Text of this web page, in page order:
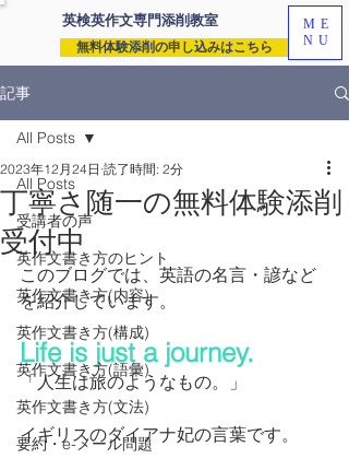
英検英作文専門添削教室
無料体験添削の申し込みはこちら
ME
NU
記事
All Posts
受講者の声
英作文書き方のヒント
英作文書き方(内容)
英作文書き方(構成)
英作文書き方(語彙)
英作文書き方(文法)
要約・e-メール問題
All Posts
丁寧さ随一の無料体験添削
受付中
2023年12月24日 読了時間: 2分
このブログでは、英語の名言・諺など
を紹介しています。
Life is just a journey.
「人生は旅のようなもの。」
イギリスのダイアナ妃の言葉です。